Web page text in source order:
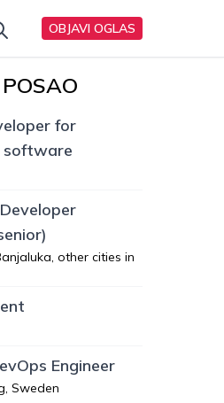
OBJAVI OGLAS
for
software
other cities in
Engineer
Sweden